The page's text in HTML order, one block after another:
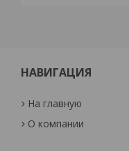
НАВИГАЦИЯ
На главную
О компании